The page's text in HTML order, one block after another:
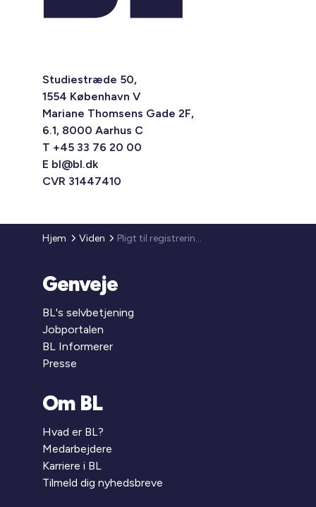
Studiestræde 50,
1554 København V
Mariane Thomsens Gade 2F,
6.1, 8000 Aarhus C
T +45 33 76 20 00
E bl@bl.dk
CVR 31447410
Hjem Viden Pligt til registrering af overvågningskameraer i POLCAM
Genveje
BL's selvbetjening
Jobportalen
BL Informerer
Presse
Om BL
Hvad er BL?
Medarbejdere
Karriere i BL
Tilmeld dig nyhedsbreve